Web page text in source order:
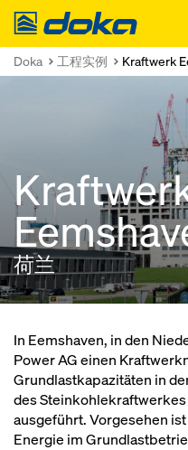
Doka
Doka 工程实例 Kraftwerk
荷兰
In Eemshaven, in den
Power AG einen
Grundlastkapazitäten in
des
ausgeführt. Vorgesehen
Energie im